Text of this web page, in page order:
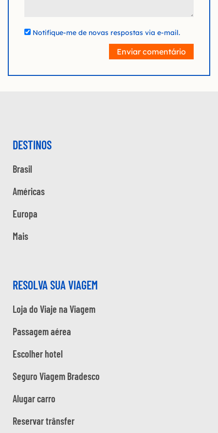
Notifique-me de novas respostas via e-mail.
Enviar comentário
DESTINOS
Brasil
Américas
Europa
Mais
RESOLVA SUA VIAGEM
Loja do Viaje na Viagem
Passagem aérea
Escolher hotel
Seguro Viagem Bradesco
Alugar carro
Reservar trânsfer